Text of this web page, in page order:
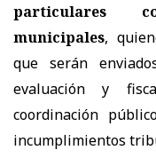
particulares
municipales,
que serán
evaluación y
coordinación
incumplimientos